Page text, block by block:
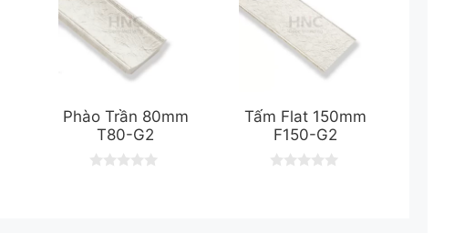
Phào Trần 80mm
T80-G2
Tấm Flat 150mm
F150-G2